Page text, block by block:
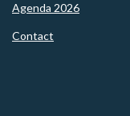
Agenda 2026
Contact